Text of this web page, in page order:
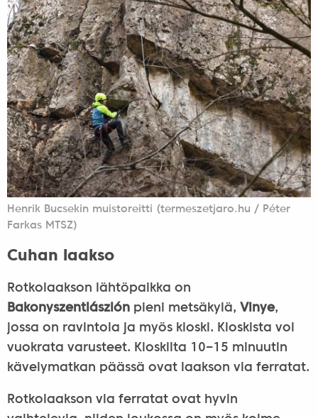
Henrik Bucsekin muistoreitti (termeszetjaro.hu / Péter
Farkas MTSZ)
Cuhan laakso
Rotkolaakson lähtöpaikka on
Bakonyszentlászlónpieni metsäkylä, Vinye,
jossa on ravintola ja myös kioski. Kioskista voi
vuokrata varusteet. Kioskilta 10−15 minuutin
kävelymatkan päässä ovat laakson via ferratat.
Rotkolaakson via ferratat ovat hyvin